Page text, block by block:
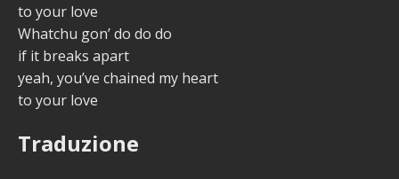
to your love
Whatchu gon’ do do do
if it breaks apart
yeah, you’ve chained my heart
to your love
Traduzione